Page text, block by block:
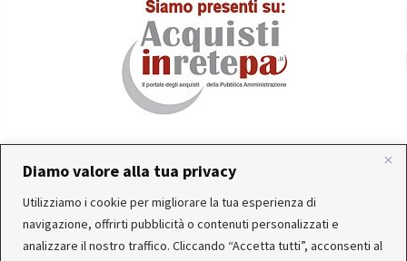
Diamo valore alla tua privacy
Utilizziamo i cookie per migliorare la tua esperienza di
navigazione, offrirti pubblicità o contenuti personalizzati e
analizzare il nostro traffico. Cliccando “Accetta tutti”, acconsenti al
In occasione delle FERIE ESTIVE, alcune aziende
produttrici e corrieri potrebbero sospendere o rallentare
temporaneamente le attività. Per questo motivo, gli
ordini di alcuni reparti (Utensileria - Ferramenta - arredo)
Servizio clienti attivo: Da Lunedì a Venerdì dalle 10:30 alle
12:30 e dalle 15:30 alle 17:30